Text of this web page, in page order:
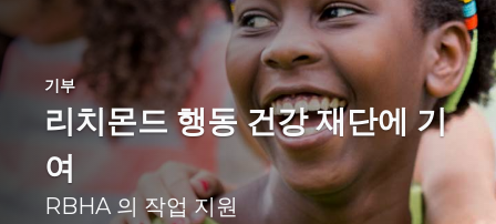
기부
리치몬드 행동 건강 재단에 기
여
RBHA 의 작업 지원